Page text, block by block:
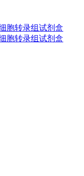
胞转录组试剂盒
胞转录组试剂盒